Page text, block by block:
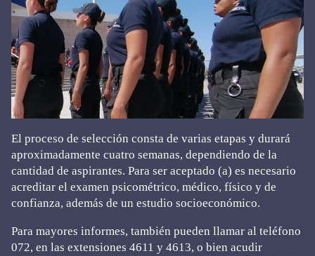
El proceso de selección consta de varias etapas y durará
aproximadamente cuatro semanas, dependiendo de la
cantidad de aspirantes. Para ser aceptado (a) es necesario
acreditar el examen psicométrico, médico, físico y de
confianza, además de un estudio socioeconómico.
Para mayores informes, también pueden llamar al teléfono
072, en las extensiones 4611 y 4613, o bien acudir